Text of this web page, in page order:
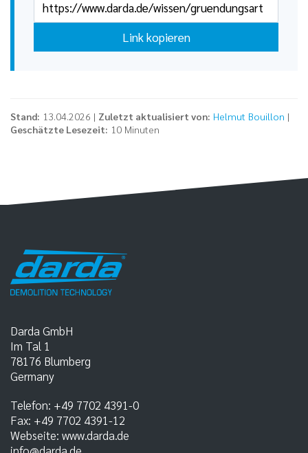
Link kopieren
Stand: 13.04.2026 | Zuletzt aktualisiert von: Helmut Bouillon |
Geschätzte Lesezeit: 10 Minuten
Darda GmbH
Im Tal 1
78176 Blumberg
Germany
Telefon: +49 7702 4391-0
Fax: +49 7702 4391-12
Webseite: www.darda.de
info@darda.de